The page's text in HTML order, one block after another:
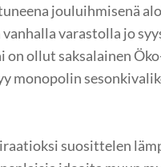
jouluihmisenä
varastolla jo
ollut saksalainen
monopolin
suosittelen